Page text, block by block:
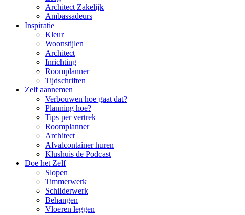
Architect Zakelijk
Ambassadeurs
Inspiratie
Kleur
Woonstijlen
Architect
Inrichting
Roomplanner
Tijdschriften
Zelf aannemen
Verbouwen hoe gaat dat?
Planning hoe?
Tips per vertrek
Roomplanner
Architect
Afvalcontainer huren
Klushuis de Podcast
Doe het Zelf
Slopen
Timmerwerk
Schilderwerk
Behangen
Vloeren leggen